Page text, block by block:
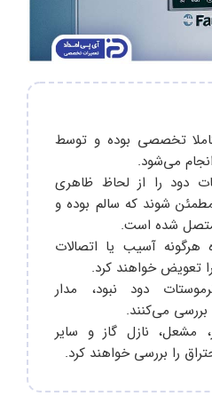
تخصصی بوده و توسط
می‌شود.
دود را از لحاظ ظاهری
شوند که سالم بوده و
متصل شده است.
آسیب یا اتصالات
تعویض خواهند کرد.
دود نبود، مدار
بررسی می‌کنند.
مشعل، نازل گاز و سایر
را بررسی خواهند کرد.